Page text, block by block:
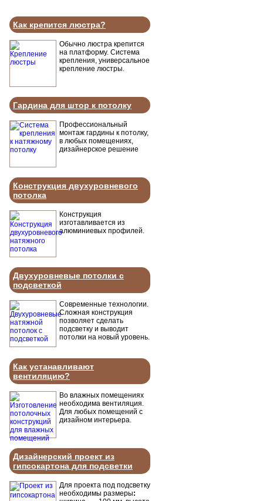
Как крепится люстра?
Обычно люстра крепится
на платформу. Система
крепления, универсальное
крепление люстры.
Гардина для штор к потолку
Профессиональный
монтаж гардины к потолку,
в любых помещениях,
дизайнерское решение
Конструкция двухуровневого
потолка
Конструкция
изготавливается из
алюминиевых профилей.
Двухуровневые потолки с
подсветкой
Современные технологии.
Сложная конструкция
позволяет сделать
подсветку и выводит
потолки на новый уровень.
Как устанавливают
вентиляцию?
Во влажных помещениях
необходима вентиляция.
Для любых помещений с
дизайном интерьера.
Дизайнерский проект из
гипсокартона для подсветки
Для проекта под подсветку
необходимы размеры: